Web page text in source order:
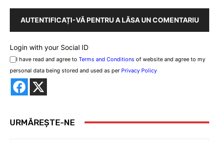
AUTENTIFICAȚI-VĂ PENTRU A LĂSA UN COMENTARIU
Login with your Social ID
I have read and agree to Terms and Conditions of website and agree to my
personal data being stored and used as per Privacy Policy
URMĂREȘTE-NE